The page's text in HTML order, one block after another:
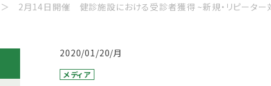
2月14日開催 健診施設における受診者獲得 ~新規・リピーター
2020/01/20/月
メディア